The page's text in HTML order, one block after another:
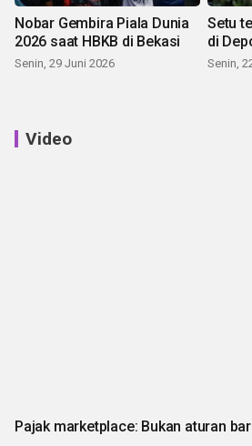
Nobar Gembira Piala Dunia
2026 saat HBKB di Bekasi
Senin, 29 Juni 2026
Setu
di
Senin,
Video
Pajak marketplace: Bukan aturan